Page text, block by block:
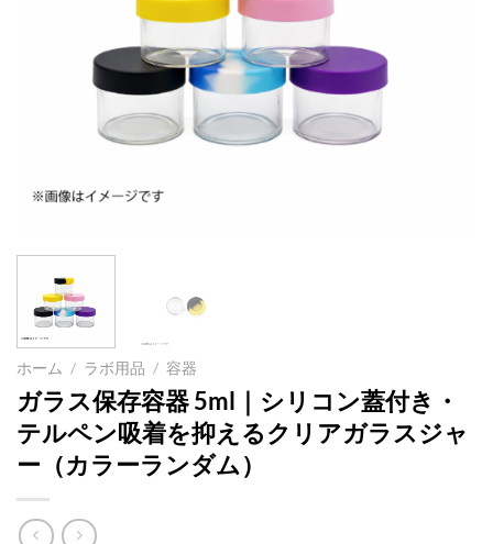
ホーム / ラボ用品 / 容器
ガラス保存容器 5ml｜シリコン蓋付き・
テルペン吸着を抑えるクリアガラスジャ
ー（カラーランダム）